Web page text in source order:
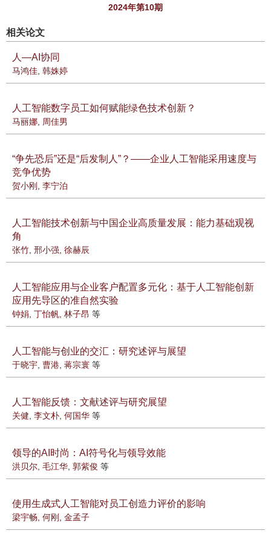
2024年第10期
相关论文
人—AI协同
马鸿佳 韩姝婷
人工智能数字员工如何赋能绿色技术创新？
马丽娜 周佳男
“争先恐后”还是“后发制人”？——企业人工智能采用速度与
竞争优势
贺小刚 李宁泊
人工智能技术创新与中国企业高质量发展：能力基础观视
角
张竹 邢小强 徐赫辰
人工智能应用与企业客户配置多元化：基于人工智能创新
应用先导区的准自然实验
钟娟 丁怡帆 林子昂 等
人工智能与创业的交汇：研究述评与展望
于晓宇 曹港 蒋宗寰 等
人工智能反馈：文献述评与研究展望
关健 李文朴 何国华 等
领导的AI时尚：AI符号化与领导效能
洪贝尔 毛江华 郭紫俊 等
使用生成式人工智能对员工创造力评价的影响
梁宇畅 何刚 金孟子